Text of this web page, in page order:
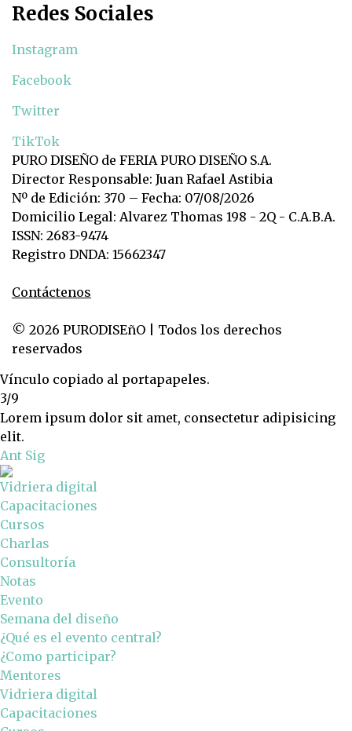
Redes Sociales
Instagram
Facebook
Twitter
TikTok
PURO DISEÑO de FERIA PURO DISEÑO S.A.
Director Responsable: Juan Rafael Astibia
Nº de Edición: 370 – Fecha: 07/08/2026
Domicilio Legal: Alvarez Thomas 198 - 2Q - C.A.B.A.
ISSN: 2683-9474
Registro DNDA: 15662347
Contáctenos
© 2026 PURODISEñO | Todos los derechos
reservados
Vínculo copiado al portapapeles.
3/9
Lorem ipsum dolor sit amet, consectetur adipisicing
elit.
Ant Sig
Vidriera digital
Capacitaciones
Cursos
Charlas
Consultoría
Notas
Evento
Semana del diseño
¿Qué es el evento central?
¿Como participar?
Mentores
Vidriera digital
Capacitaciones